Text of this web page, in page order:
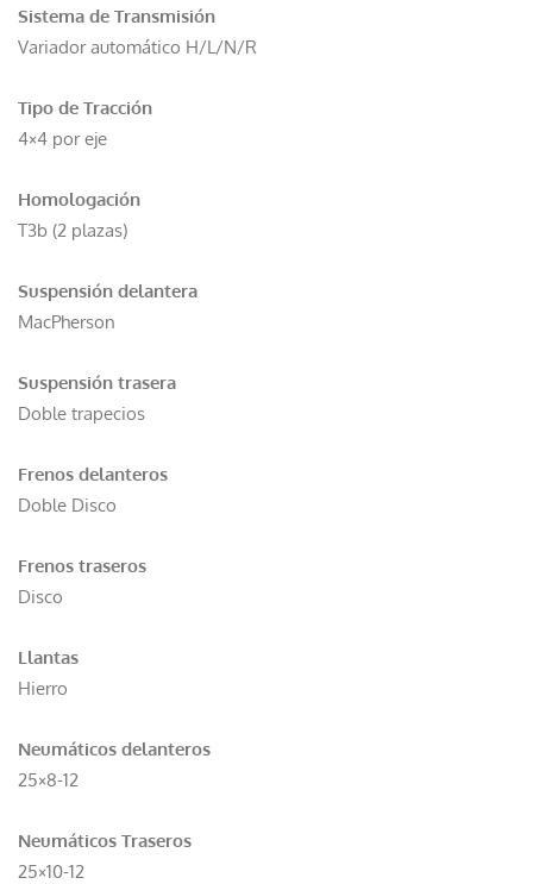
Sistema de Transmisión
Variador automático H/L/N/R
Tipo de Tracción
4×4 por eje
Homologación
T3b (2 plazas)
Suspensión delantera
MacPherson
Suspensión trasera
Doble trapecios
Frenos delanteros
Doble Disco
Frenos traseros
Disco
Llantas
Hierro
Neumáticos delanteros
25×8-12
Neumáticos Traseros
25×10-12